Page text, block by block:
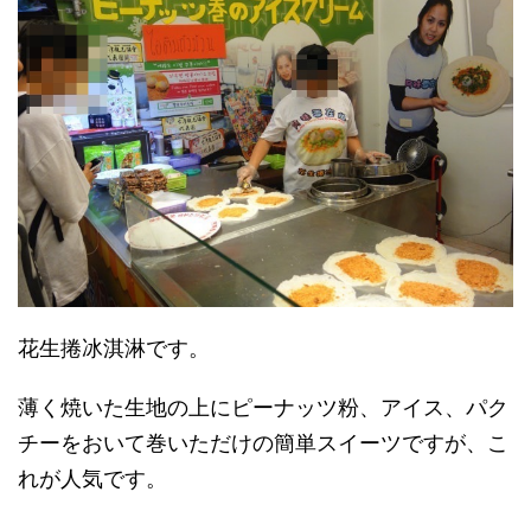
花生捲冰淇淋です。
薄く焼いた生地の上にピーナッツ粉、アイス、パク
チーをおいて巻いただけの簡単スイーツですが、こ
れが人気です。